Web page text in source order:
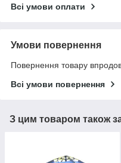
Всі умови оплати
Умови повернення
Повернення товару
Всі умови повернення
З цим товаром також